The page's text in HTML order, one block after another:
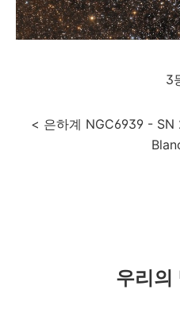
3
< 은하계 NGC6939 - SN
우리의